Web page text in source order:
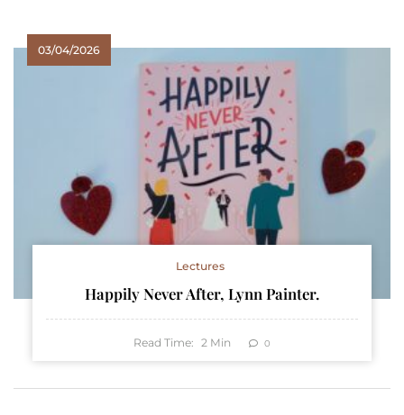
03/04/2026
Lectures
Happily Never After, Lynn Painter.
Read Time: 2 Min 0